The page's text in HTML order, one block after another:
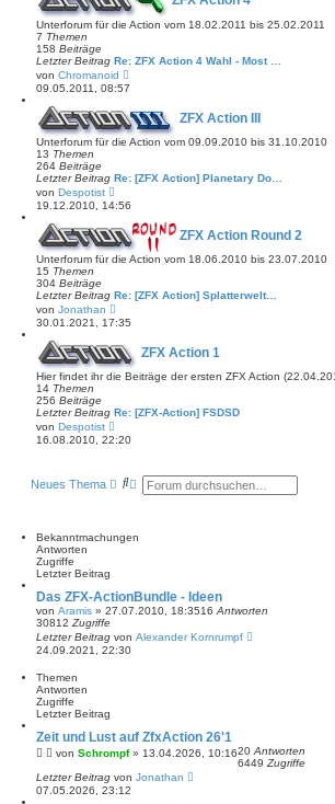
a
g
t
e
e
i
t
a
g
Unterforum für die Action vom 18.02.2011 bis 25.02.2011
7 Themen
158 Beiträge
Letzter Beitrag Re: ZFX Action 4 Wahl - Most …
von Chromanoid
e
s
t
e
e
t
a
g
09.05.2011, 08:57
ZFX Action III
Unterforum für die Action vom 09.09.2010 bis 31.10.2010
13 Themen
264 Beiträge
Letzter Beitrag Re: [ZFX Action] Planetary Do…
von Despotist
e
u
s
t
e
e
i
t
a
g
19.12.2010, 14:56
ZFX Action Round 2
Unterforum für die Action vom 18.06.2010 bis 23.07.2010
15 Themen
304 Beiträge
Letzter Beitrag Re: [ZFX Action] Splatterwelt…
von Jonathan
e
u
s
t
e
e
t
30.01.2021, 17:35
ZFX Action 1
Hier findet ihr die Beiträge der ersten ZFX Action
14 Themen
256 Beiträge
Letzter Beitrag Re: [ZFX-Action] FSDSD
von Despotist
e
u
t
i
g
16.08.2010, 22:20
Neues Thema
S
e
E
i
e
S
c
Bekanntmachungen
Antworten
Zugriffe
Letzter Beitrag
Das ZFX-ActionBundle - Ideen
von Aramis » 27.07.2010, 18:3516 Antworten
30812 Zugriffe
Letzter Beitrag von Alexander Kornrumpf
24.09.2021, 22:30
Themen
Antworten
Zugriffe
Letzter Beitrag
Zeit und Lust auf ZfxAction 26'1
von Schrompf» 13.04.2026, 10:1620 Antworten
6449 Zugriffe
Letzter Beitrag von Jonathan
07.05.2026, 23:12